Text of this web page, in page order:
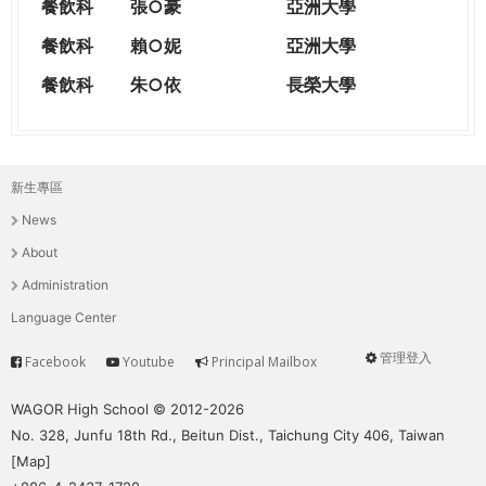
餐飲科 張○豪
亞洲大學
餐飲科
賴○妮
亞洲大學
餐飲科
朱○依 長榮大學
主
選
單
新生專區
News
About
Administration
Language Center
User
管理登入
Service
Facebook Youtube Principal Mailbox
WAGOR High School © 2012-2026
No. 328, Junfu 18th Rd., Beitun Dist., Taichung City 406, Taiwan
[Map]